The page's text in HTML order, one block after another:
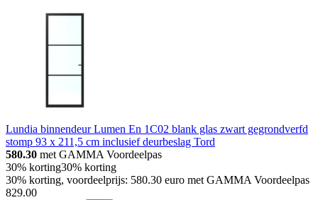
Lundia binnendeur Lumen En 1C02 blank glas zwart gegrondverfd
stomp 93 x 211,5 cm inclusief deurbeslag Tord
580.30 met GAMMA Voordeelpas
30% korting30% korting
30% korting, voordeelprijs: 580.30 euro met GAMMA Voordeelpas
829.00